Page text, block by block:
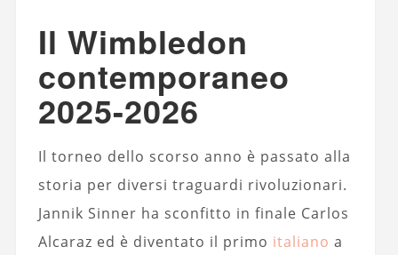
Il Wimbledon
contemporaneo
2025-2026
Il torneo dello scorso anno è passato alla
storia per diversi traguardi rivoluzionari.
Jannik Sinner ha sconfitto in finale Carlos
Alcaraz ed è diventato il primo italiano a